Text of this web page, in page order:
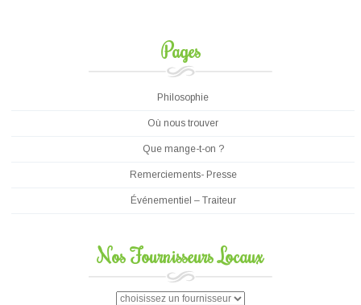
Pages
Philosophie
Où nous trouver
Que mange-t-on ?
Remerciements- Presse
Événementiel – Traiteur
Nos Fournisseurs Locaux